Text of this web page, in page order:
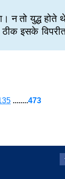
न तो युद्ध होते
इसके
........473